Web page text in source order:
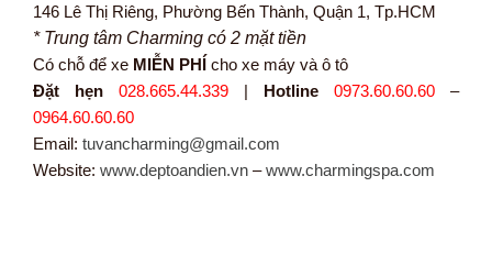
146 Lê Thị Riêng, Phường Bến Thành, Quận 1, Tp.HCM
* Trung tâm Charming có 2 mặt tiền
Có chỗ để xe MIỄN PHÍ cho xe máy và ô tô
Đặt hẹn
028.665.44.339 | Hotline 0973.60.60.60 –
0964.60.60.60
Email: tuvancharming@gmail.com
Website: www.deptoandien.vn –www.charmingspa.com